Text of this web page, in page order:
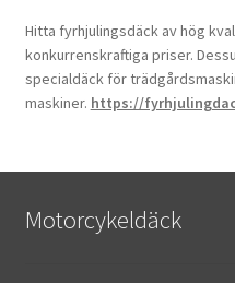
Hitta fyrhjulingsdäck av hög
konkurrenskraftiga priser.
specialdäck för
maskiner. https://
Motorcykeldäck